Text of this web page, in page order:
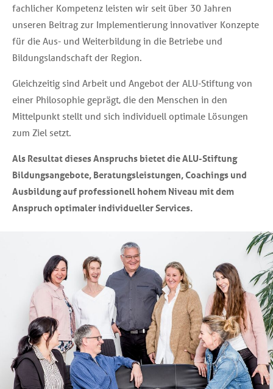
Förderungen
fachlicher Kompetenz leisten wir seit über 30 Jahren
unseren Beitrag zur Implementierung innovativer Konzepte
für die Aus- und Weiterbildung in die Betriebe und
Bildungslandschaft der Region.
Gleichzeitig sind Arbeit und Angebot der ALU-Stiftung von
einer Philosophie geprägt, die den Menschen in den
Mittelpunkt stellt und sich individuell optimale Lösungen
zum Ziel setzt.
Als Resultat dieses Anspruchs bietet die ALU-Stiftung
Bildungsangebote, Beratungsleistungen, Coachings und
Ausbildung auf professionell hohem Niveau mit dem
Anspruch optimaler individueller Services.